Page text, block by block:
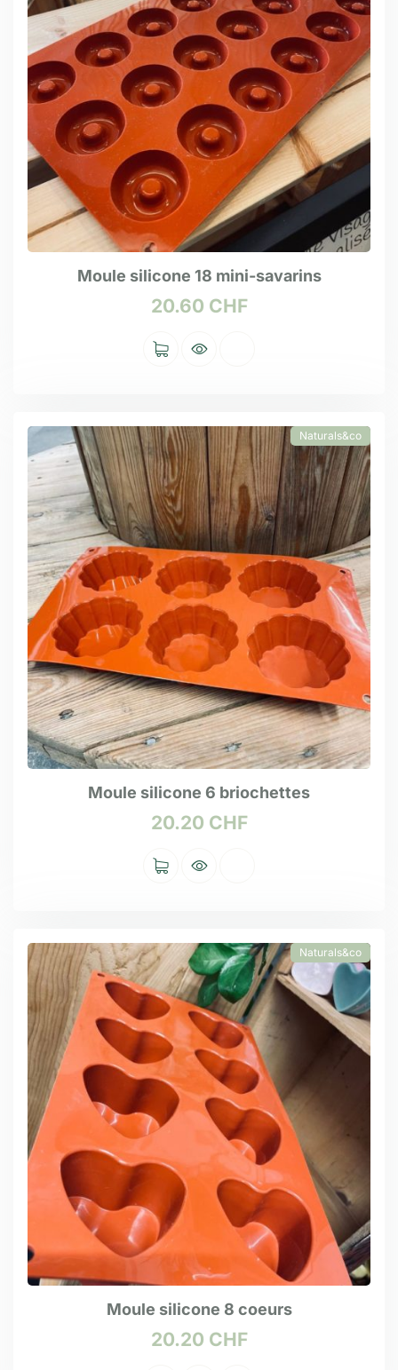
Moule silicone 18 mini-savarins
20.60 CHF
Naturals&co
Moule silicone 6 briochettes
20.20 CHF
Naturals&co
Moule silicone 8 coeurs
20.20 CHF